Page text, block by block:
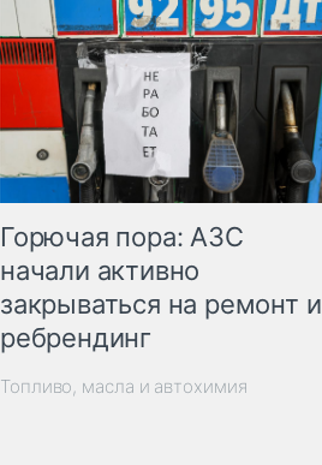
Горючая пора: АЗС
начали активно
закрываться на ремонт и
ребрендинг
Топливо, масла и автохимия